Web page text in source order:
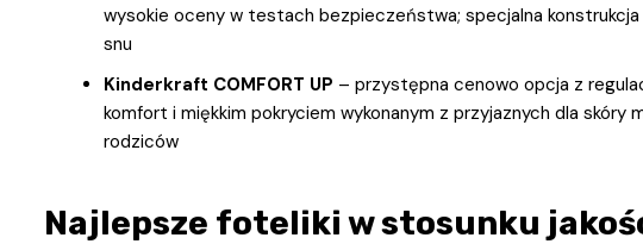
wysokie oceny w testach bezpieczeństwa; specjalna
snu
Kinderkraft COMFORT UP – przystępna cenowo opcja z
komfort i miękkim pokryciem wykonanym z przyjaznych dla skóry
rodziców
Najlepsze foteliki w stosunku